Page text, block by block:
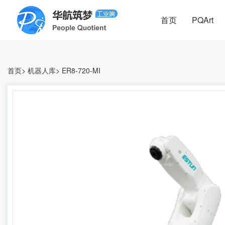
首页 PQArt
首页> 机器人库> ER8-720-MI